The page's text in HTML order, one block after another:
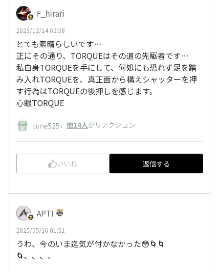
F_hirari
2025/12/14 02:08
とても素晴らしいです…
正にその通り、TORQUEはその道の先駆者です…
私自身TORQUEを手にして、何処にも恐れず足を踏
み入れTORQUEを、真正面から構えシャッターを押
す行為はTORQUEの後押しを感じます。
心眼TORQUE
tune525、 他14人がリアクション
いいね 返信する
APTI
2025/05/16 01:51
うわ、今のいま迄気が付かなかった😳🌀🌀
🌀、、、。